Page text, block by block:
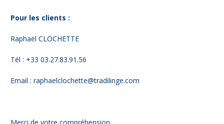
Pour les clients :
Raphaël CLOCHETTE
Tél : +33 03.27.83.91.56
Email : raphaelclochette@tradilinge.com